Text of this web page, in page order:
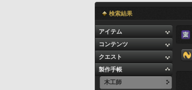
検索結果
アイテム
コンテンツ
クエスト
製作手帳
木工師